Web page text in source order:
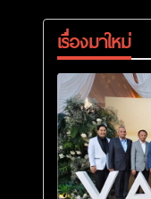
เรื่องมาใหม่